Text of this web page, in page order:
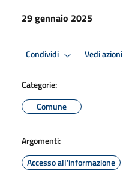
29 gennaio 2025
Condividi Vedi azioni
Categorie:
Comune
Argomenti:
Accesso all'informazione